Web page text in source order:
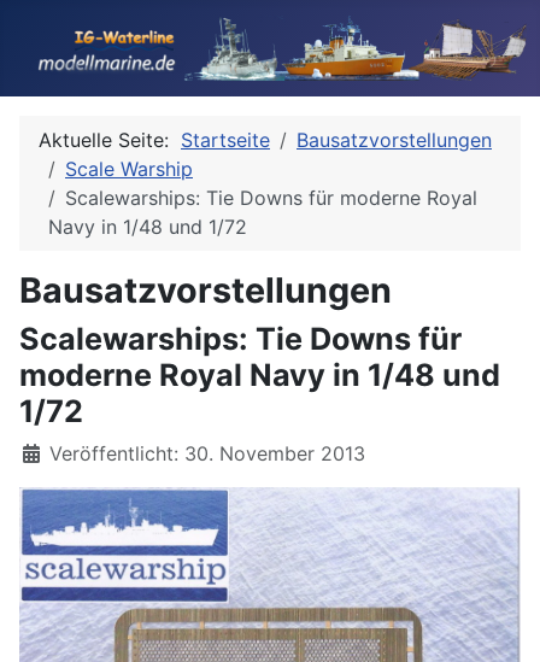
Aktuelle Seite: Startseite
Bausatzvorstellungen
Scale Warship
Scalewarships: Tie Downs für moderne Royal
Navy in 1/48 und 1/72
Bausatzvorstellungen
Scalewarships: Tie Downs für
moderne Royal Navy in 1/48 und
1/72
Details
Veröffentlicht: 30. November 2013